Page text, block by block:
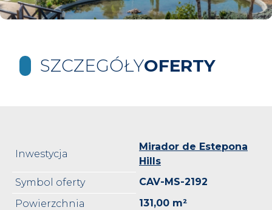
SZCZEGÓŁYOFERTY
Inwestycja
Mirador de Estepona
Hills
Symbol oferty
CAV-MS-2192
Powierzchnia
131,00 m²